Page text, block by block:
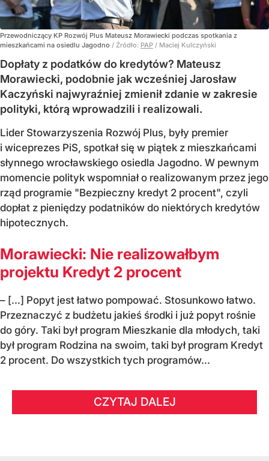
Przewodniczący KP Rozwój Plus Mateusz Morawiecki podczas spotkania z
mieszkańcami na osiedlu Jagodno / Źródło: PAP / Maciej Kulczyński
Dopłaty z podatków do kredytów? Mateusz
Morawiecki, podobnie jak wcześniej Jarosław
Kaczyński najwyraźniej zmienił zdanie w zakresie
polityki, którą wprowadzili i realizowali.
Lider Stowarzyszenia Rozwój Plus, były premier
i wiceprezes PiS, spotkał się w piątek z mieszkańcami
słynnego wrocławskiego osiedla Jagodno. W pewnym
momencie polityk wspomniał o realizowanym przez jego
rząd programie "Bezpieczny kredyt 2 procent", czyli
dopłat z pieniędzy podatników do niektórych kredytów
hipotecznych.
Morawiecki: Nie realizowałbym
projektu Kredyt 2 procent
– [...] Popyt jest łatwo pompować. Stosunkowo łatwo.
Przeznaczyć z budżetu jakieś środki i już popyt rośnie
do góry. Taki był program Mieszkanie dla młodych, taki
był program Rodzina na swoim, taki był program Kredyt
2 procent. Do wszystkich tych programów...
CZYTAJ DALEJ